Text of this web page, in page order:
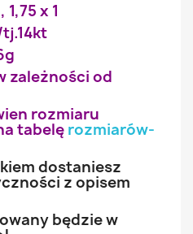
x 1
zależności od
rozmiaru
tabelę rozmiarów-
dostaniesz
z opisem
będzie w